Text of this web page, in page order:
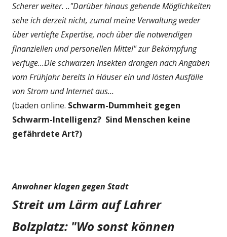
Scherer weiter. .."Darüber hinaus gehende Möglichkeiten
sehe ich derzeit nicht, zumal meine Verwaltung weder
über vertiefte Expertise, noch über die notwendigen
finanziellen und personellen Mittel" zur Bekämpfung
verfüge...Die schwarzen Insekten drangen nach Angaben
vom Frühjahr bereits in Häuser ein und lösten Ausfälle
von Strom und Internet aus...
(baden online. Schwarm-Dummheit gegen
Schwarm-Intelligenz? Sind Menschen keine
gefährdete Art?)
Anwohner klagen gegen Stadt
Streit um Lärm auf Lahrer
Bolzplatz: "Wo sonst können